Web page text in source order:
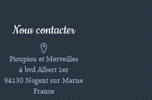
Nous contacter
Pioupiou et Merveilles
4 bvd Albert 1er
94130 Nogent sur Marne
France